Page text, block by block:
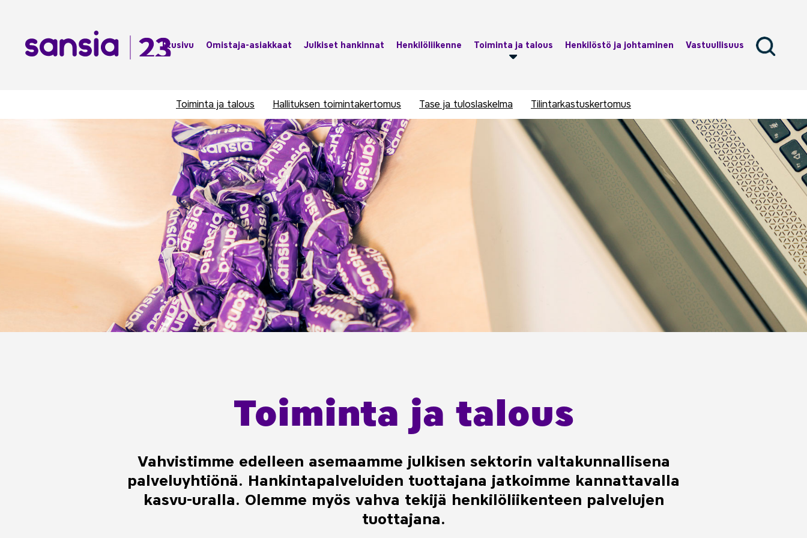
Sansia Oy
Etusivu Omistaja-asiakkaat Julkiset hankinnat Henkilöliikenne Toiminta ja talous Henkilöstö ja johtaminen Vastuullisuus
Toiminta ja talous Hallituksen toimintakertomus Tase ja tuloslaskelma Tilintarkastuskertomus
Toiminta ja talous
Vahvistimme edelleen asemaamme julkisen sektorin valtakunnallisena
palveluyhtiönä. Hankintapalveluiden tuottajana jatkoimme kannattavalla
kasvu-uralla. Olemme myös vahva tekijä henkilöliikenteen palvelujen
tuottajana.